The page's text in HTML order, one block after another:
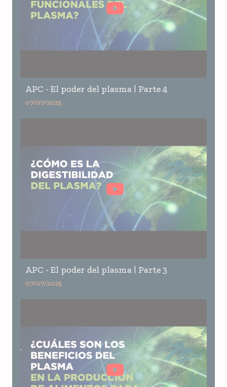
APC - El poder del plasma | Parte 4
07/07/2025
APC - El poder del plasma | Parte 3
07/07/2025